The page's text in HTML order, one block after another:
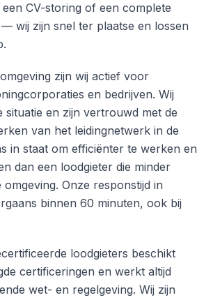
CV-storing of een complete
wij zijn snel ter plaatse en lossen
zijn wij actief voor
en bedrijven. Wij
situatie en zijn vertrouwd met de
van het leidingnetwerk in de
in staat om efficiënter te werken en
dan een loodgieter die minder
omgeving. Onze responstijd in
binnen 60 minuten, ook bij
loodgieters beschikt
certificeringen en werkt altijd
wet- en regelgeving. Wij zijn